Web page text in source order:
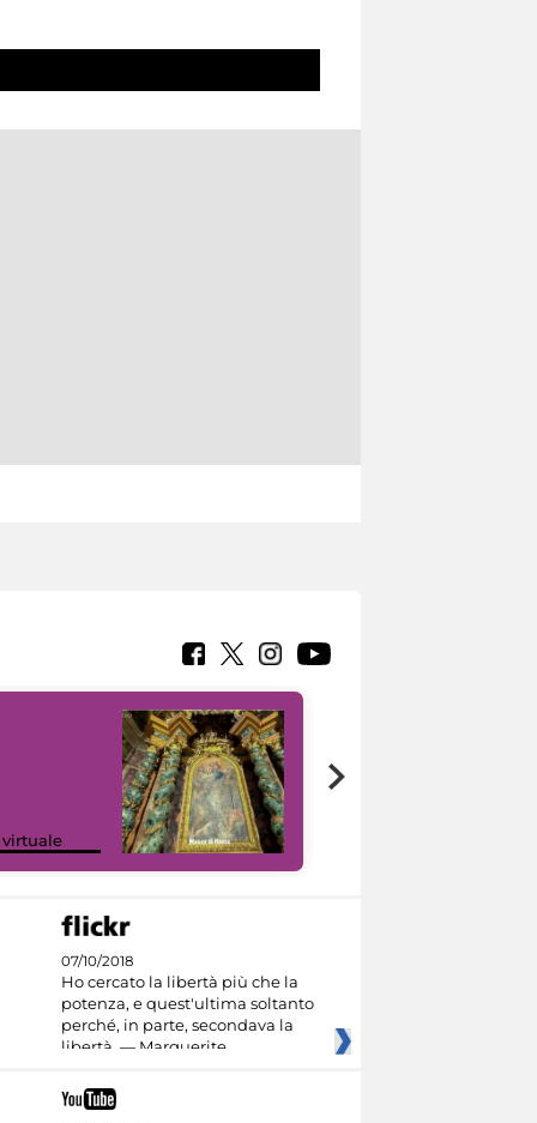
virtuale
07/10/2018
Ho cercato la libertà più che la
potenza, e quest'ultima soltanto
perché, in parte, secondava la
libertà. — Marguerite